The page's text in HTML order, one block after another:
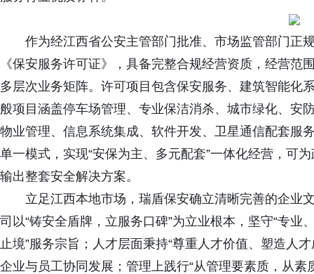
作为经江西省公安主管部门批准、市场监管部门正
《保安服务许可证》，具备完整合规经营资质，经营
多层次业务矩阵。许可项目包含保安服务、建筑智能化
般项目涵盖停车场管理、专业保洁消杀、城市绿化、安
物业管理、信息系统集成、软件开发、卫星通信配套服
单一模式，实现“安保为主、多元配套”一体化经营，可
输出整套安全解决方案。
立足江西本地市场，瑞盾保安确立清晰完善的企业
司以“铸安全盾牌，立服务口碑”为立业根本，坚守“专业
止境”服务宗旨；人才层面秉持“尊重人才价值、塑造人
企业与员工协同发展；管理上践行“从管理要素质，从